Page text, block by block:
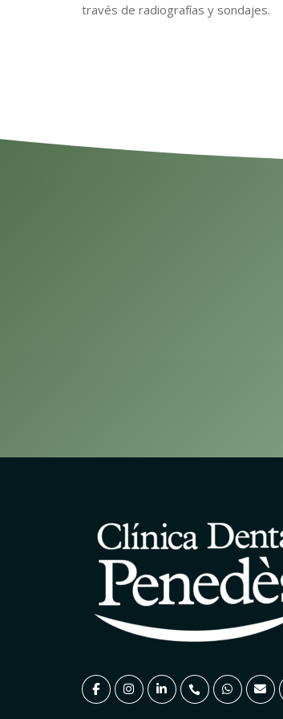
través de radiografías y sondajes.
23